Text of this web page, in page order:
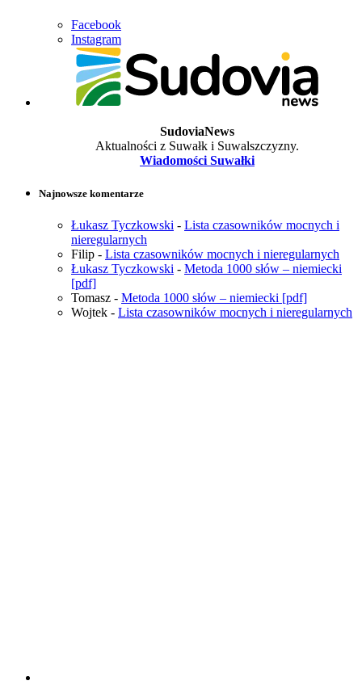
Facebook
Instagram
SudoviaNews
Aktualności z Suwałk i Suwalszczyzny.
Wiadomości Suwałki
Najnowsze komentarze
Łukasz Tyczkowski - Lista czasowników mocnych i
nieregularnych
Filip - Lista czasowników mocnych i nieregularnych
Łukasz Tyczkowski - Metoda 1000 słów – niemiecki
[pdf]
Tomasz - Metoda 1000 słów – niemiecki [pdf]
Wojtek - Lista czasowników mocnych i nieregularnych